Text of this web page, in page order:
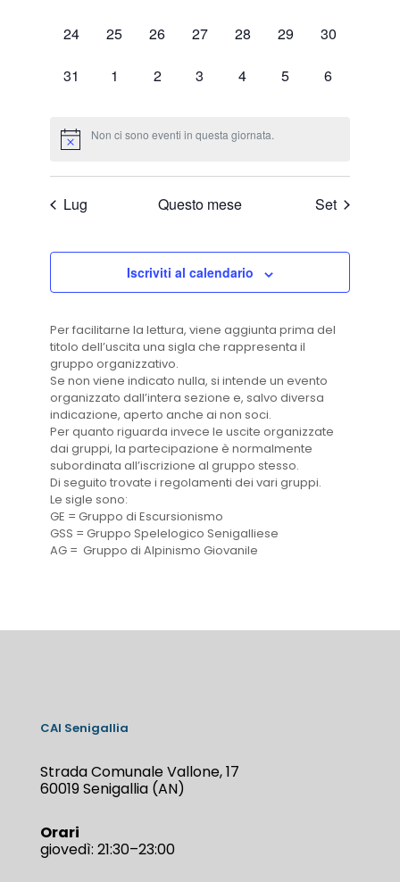
0
24
0
25
0
26
0
27
0
28
0
29
0
30
0
31
0
1
0
2
0
3
0
4
0
5
0
6
Non ci sono eventi in questa giornata.
Lug Questo mese Set
Iscriviti al calendario
Per facilitarne la lettura, viene aggiunta prima del
titolo dell’uscita una sigla che rappresenta il
gruppo organizzativo.
Se non viene indicato nulla, si intende un evento
organizzato dall’intera sezione e, salvo diversa
indicazione, aperto anche ai non soci.
Per quanto riguarda invece le uscite organizzate
dai gruppi, la partecipazione è normalmente
subordinata all’iscrizione al gruppo stesso.
Di seguito trovate i regolamenti dei vari gruppi.
Le sigle sono:
GE = Gruppo di Escursionismo
GSS = Gruppo Spelelogico Senigalliese
AG = Gruppo di Alpinismo Giovanile
CAI Senigallia
Strada Comunale Vallone, 17
60019 Senigallia (AN)
Orari
giovedì: 21:30–23:00